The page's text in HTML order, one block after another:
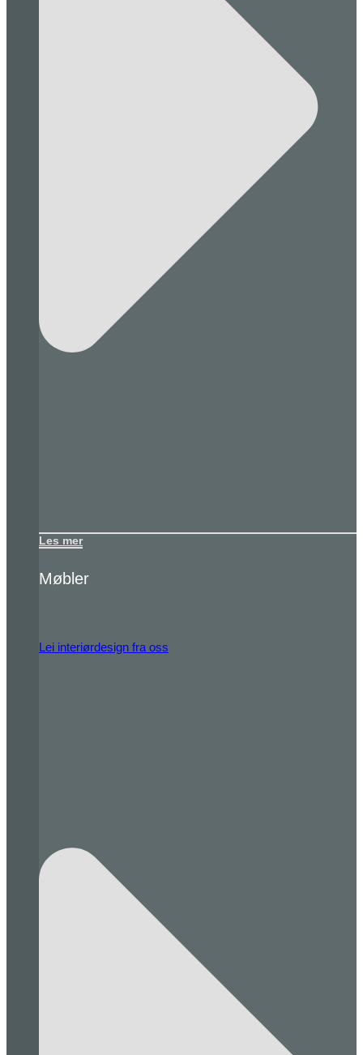
Les mer
Møbler
Lei interiørdesign fra oss